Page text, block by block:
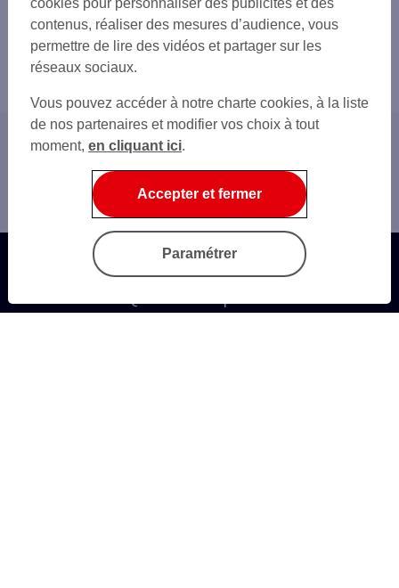
Accueil
Solutions de financement
Financement - Trésorerie
cookies pour personnaliser des publicités et des
contenus, réaliser des mesures d’audience, vous
permettre de lire des vidéos et partager sur les
réseaux sociaux.
Vous pouvez accéder à notre charte cookies, à la liste
de nos partenaires et modifier vos choix à tout
moment, en cliquant ici.
Accepter et fermer
Paramétrer